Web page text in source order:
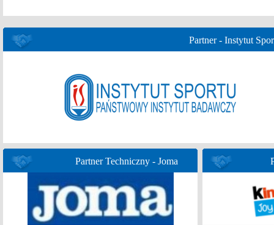
Partner - Instytut
Partner Techniczny - Joma